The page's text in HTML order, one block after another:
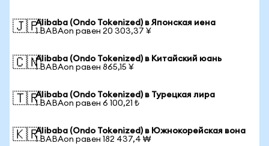
🇯🇵Alibaba (Ondo Tokenized) в Японская иена
1 BABAon равен 20 303,37 ¥
🇨🇳Alibaba (Ondo Tokenized) в Китайский юань
1 BABAon равен 865,15 ¥
🇹🇷Alibaba (Ondo Tokenized) в Турецкая лира
1 BABAon равен 6 100,21 ₺
🇰🇷Alibaba (Ondo Tokenized) в Южнокорейская вона
1 BABAon равен 182 437,4 ₩